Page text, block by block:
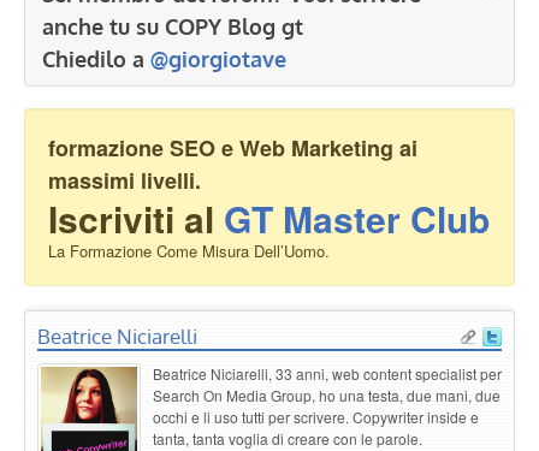
anche tu su COPY Blog gt
Chiedilo a @giorgiotave
formazione SEO e Web Marketing ai
massimi livelli.
Iscriviti al GT Master Club
La Formazione Come Misura Dell’Uomo.
Beatrice Niciarelli
Beatrice Niciarelli, 33 anni, web content specialist per
Search On Media Group, ho una testa, due mani, due
occhi e li uso tutti per scrivere. Copywriter inside e
tanta, tanta voglia di creare con le parole.